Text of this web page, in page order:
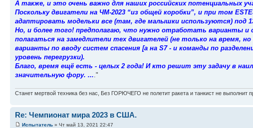
А также, и это очень важно для наших российских потенциальных
Поскольку двигатели на ЧМ-2023 “из общей коробки”, и при том
адаптировать модельки все (там, где малышки используются) под
Но, и более того! предполагаю, что нужно отработать варианты и
полагаться на замедлители тех двигателей (не только на время,
варианты по вводу систем спасения [а на S7 - и команды по
уровень перегрузки).
Благо, время ещё есть - целых 2 года! И кто решит эту задачу в
значительную фору. ... ."
Станет мертвой техника без нас, Без ГОРЮЧЕГО не полетит ракета и танкист не выполнит
Re: Чемпионат мира 2023 в США.
Испытатель » Чт май 13, 2021 22:47